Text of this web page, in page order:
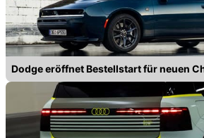
Dodge eröffnet Bestellstart für neuen